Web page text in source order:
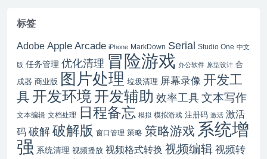
标签
Adobe Apple Arcade iPhone MarkDown Serial Studio One 中文
版 任务管理 优化清理 冒险游戏 办公软件 原型设计 合
成器 商业版 图片处理 垃圾清理 屏幕录像 开发工
具 开发环境开发辅助 效率工具 文本写作
文本编辑 文档处理 日程备忘 模拟 模拟游戏 注册码 激活 激活
码 破解破解版 窗口管理 策略 策略游戏 系统增
强 系统清理 视频播放 视频格式转换 视频编辑 视频转